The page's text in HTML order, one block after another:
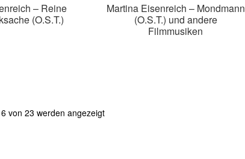
– Reine
(O.S.T.)
Martina Eisenreich – Mondmann
(O.S.T.) und andere
Filmmusiken
von 23 werden angezeigtNach